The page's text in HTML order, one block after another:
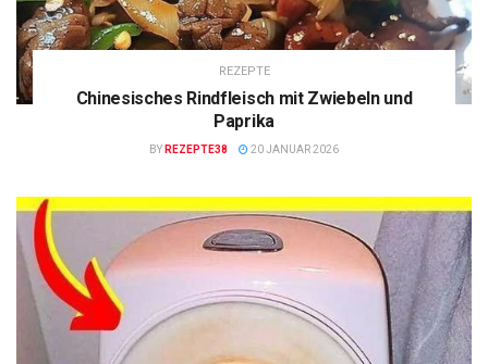
REZEPTE
Chinesisches Rindfleisch mit Zwiebeln und
Paprika
BY REZEPTE38 20 JANUAR 2026